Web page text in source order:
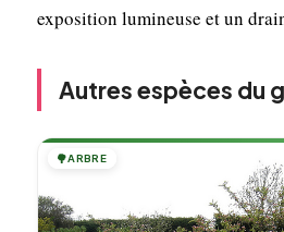
exposition lumineuse et un
Autres espèces du
🌳ARBRE